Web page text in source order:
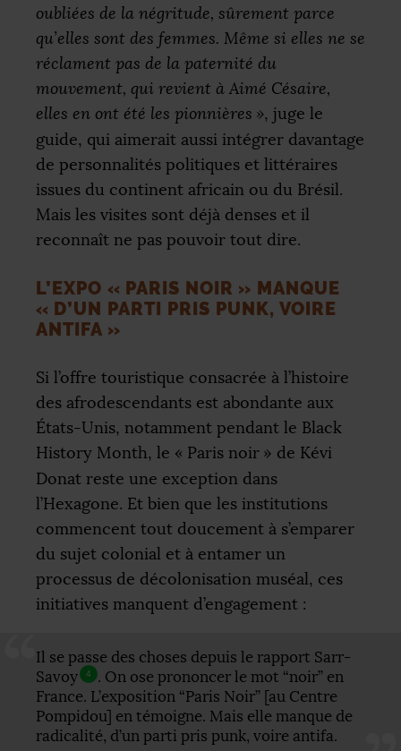
oubliées de la négritude, sûrement parce
qu’elles sont des femmes. Même si elles ne se
réclament pas de la paternité du
mouvement, qui revient à Aimé Césaire,
elles en ont été les pionnières », juge le
guide, qui aimerait aussi intégrer davantage
de personnalités politiques et littéraires
issues du continent africain ou du Brésil.
Mais les visites sont déjà denses et il
reconnaît ne pas pouvoir tout dire.
L’EXPO « PARIS NOIR » MANQUE
« D’UN PARTI PRIS PUNK, VOIRE
ANTIFA »
Si l’offre touristique consacrée à l’histoire
des afrodescendants est abondante aux
États-Unis, notamment pendant le Black
History Month, le « Paris noir » de Kévi
Donat reste une exception dans
l’Hexagone. Et bien que les institutions
commencent tout doucement à s’emparer
du sujet colonial et à entamer un
processus de décolonisation muséal, ces
initiatives manquent d’engagement :
Il se passe des choses depuis le rapport Sarr-
Savoy
4
. On ose prononcer le mot “noir” en
France. L’exposition “Paris Noir” [au Centre
Pompidou] en témoigne. Mais elle manque de
radicalité, d’un parti pris punk, voire antifa.